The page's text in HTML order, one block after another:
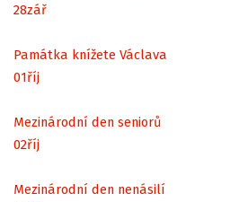
28zář
Památka knížete Václava
01říj
Mezinárodní den seniorů
02říj
Mezinárodní den nenásilí